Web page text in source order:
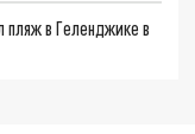
в Геленджике в